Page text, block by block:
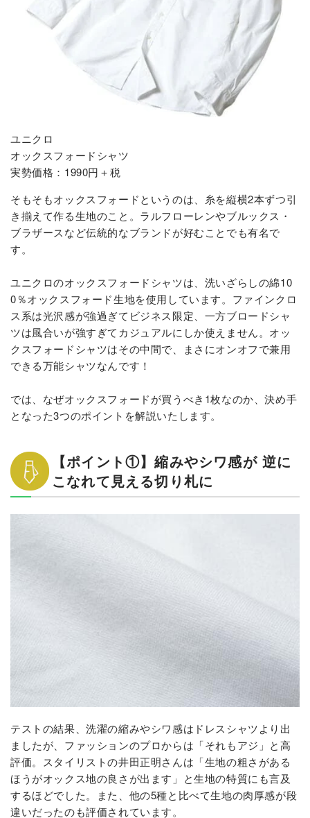
ユニクロ
オックスフォードシャツ
実勢価格：1990円＋税
そもそもオックスフォードというのは、糸を縦横2本ずつ引
き揃えて作る生地のこと。ラルフローレンやブルックス・
ブラザースなど伝統的なブランドが好むことでも有名で
す。
ユニクロのオックスフォードシャツは、洗いざらしの綿10
0％オックスフォード生地を使用しています。ファインクロ
ス系は光沢感が強過ぎてビジネス限定、一方ブロードシャ
ツは風合いが強すぎてカジュアルにしか使えません。オッ
クスフォードシャツはその中間で、まさにオンオフで兼用
できる万能シャツなんです！
では、なぜオックスフォードが買うべき1枚なのか、決め手
となった3つのポイントを解説いたします。
【ポイント①】縮みやシワ感が 逆に
こなれて見える切り札に
テストの結果、洗濯の縮みやシワ感はドレスシャツより出
ましたが、ファッションのプロからは「それもアジ」と高
評価。スタイリストの井田正明さんは「生地の粗さがある
ほうがオックス地の良さが出ます」と生地の特質にも言及
するほどでした。また、他の5種と比べて生地の肉厚感が段
違いだったのも評価されています。